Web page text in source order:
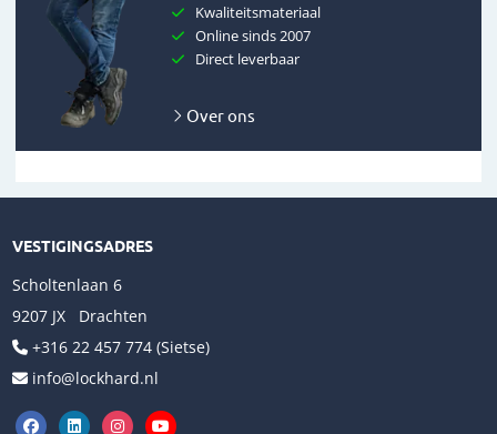
Kwaliteitsmateriaal
Online sinds 2007
Direct leverbaar
Over ons
VESTIGINGSADRES
Scholtenlaan 6
9207 JX Drachten
+316 22 457 774 (Sietse)
info@lockhard.nl